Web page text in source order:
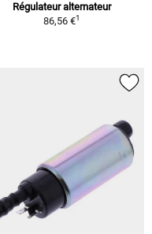
Régulateur alternateur
86,56 €1